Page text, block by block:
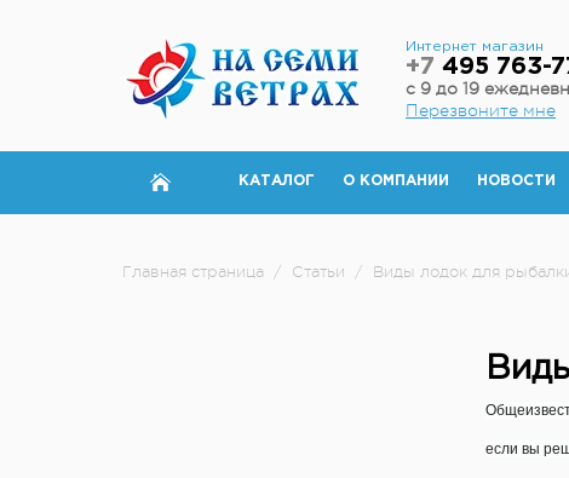
Интернет магазин
+7 495 763-
с 9 до 19
Перезвоните мне
КАТАЛОГ О КОМПАНИИ НОВОСТИ
Главная страница / Статьи / Виды лодок для
если вы